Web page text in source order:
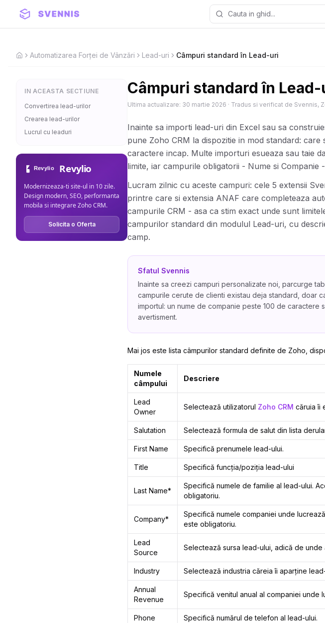
HomeAutomatizarea Forței de Vânzări Lead-uri Câmpuri standard în Lead-uri
IN ACEASTA SECTIUNE
Convertirea lead-urilor
Crearea lead-urilor
Lucrul cu leaduri
Revylio
Modernizeaza-ti site-ul in 10 zile.
Design modern, SEO, performanta
mobila si integrare Zoho CRM.
Solicita o Oferta
Câmpuri standard în
Ultima actualizare: 30 martie 2026 · Tradus si verificat de Svennis,
Inainte sa importi lead-uri din Excel sau sa
pune Zoho CRM la dispozitie in mod standard:
caractere incap. Multe importuri esueaza sau taie
limite, iar campurile obligatorii - Nume si
Lucram zilnic cu aceste campuri: cele 5 extensii
printre care si extensia ANAF care completeaza
campurile CRM - asa ca stim exact unde sunt
campurilor standard din modulul Lead-uri, cu
camp.
Sfatul Svennis
Inainte sa creezi campuri personalizate noi, parcurge
campurile cerute de clienti existau deja standard, doar
importul: un nume de companie peste 100 de
avertisment.
Mai jos este lista câmpurilor standard definite de Zoho,
Numele
câmpului
Descriere
Lead
Owner
Selectează utilizatorul Zoho CRM căruia îi
Salutation Selectează formula de salut din lista
First Name Specifică prenumele lead-ului.
Title Specifică funcția/poziția lead-ului
Last Name*
Specifică numele de familie al lead-ului.
obligatoriu.
Company*
Specifică numele companiei unde
este obligatoriu.
Lead
Source
Selectează sursa lead-ului, adică de
Industry Selectează industria căreia îi aparține
Annual
Revenue
Specifică venitul anual al companiei unde
Phone Specifică numărul de telefon al lead-ului.